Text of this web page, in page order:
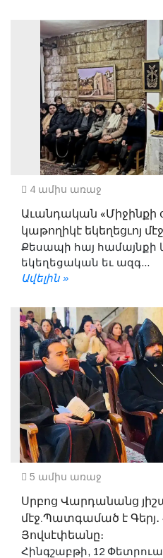
4 ամիս առաջ
Աւանդական «Միջինքի
կաթողիկէ եկեղեցւոյ մէջ
Քեսապի հայ համայնքի
եկեղեցական եւ ազգ...
Ավելին »
5 ամիս առաջ
Սրբոց Վարդանանց
մէջ.Պատգամած է
Յովսէփեանը։
Հինգշաբթի, 12